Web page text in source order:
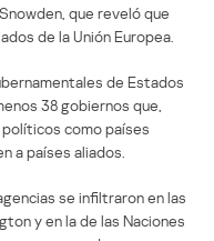
que reveló que
de la Unión Europea.
de Estados
38 gobiernos que,
como países
a países aliados.
se infiltraron en las
y en la de las Naciones